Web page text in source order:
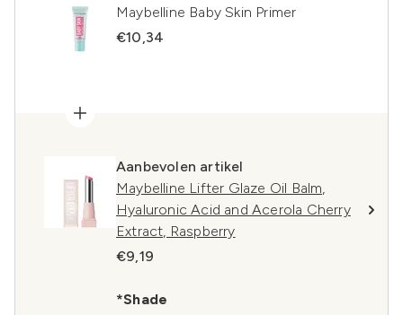
Maybelline Baby Skin Primer
€10,34
Aanbevolen artikel
Maybelline Lifter Glaze Oil Balm,
Hyaluronic Acid and Acerola Cherry
Extract, Raspberry
€9,19
*Shade